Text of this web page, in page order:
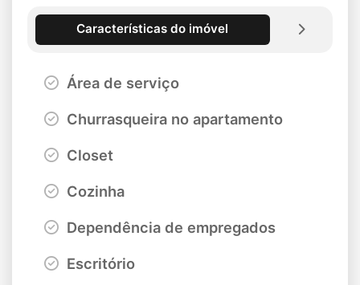
Características do imóvel
Área de serviço
Churrasqueira no apartamento
Closet
Cozinha
Dependência de empregados
Escritório